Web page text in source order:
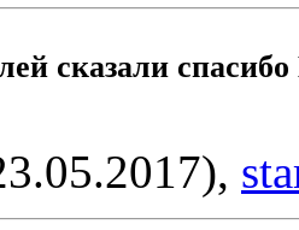
сказали